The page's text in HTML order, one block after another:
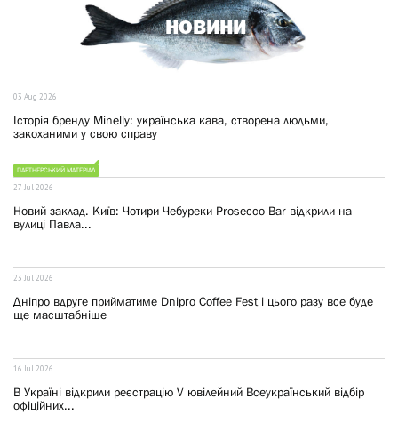
НОВИНИ
03 Aug 2026
Історія бренду Minelly: українська кава, створена людьми,
закоханими у свою справу
ПАРТНЕРСЬКИЙ МАТЕРІАЛ
27 Jul 2026
Новий заклад. Київ: Чотири Чебуреки Prosecco Bar відкрили на
вулиці Павла...
23 Jul 2026
Дніпро вдруге прийматиме Dnipro Coffee Fest і цього разу все буде
ще масштабніше
16 Jul 2026
В Україні відкрили реєстрацію V ювілейний Всеукраїнський відбір
офіційних...